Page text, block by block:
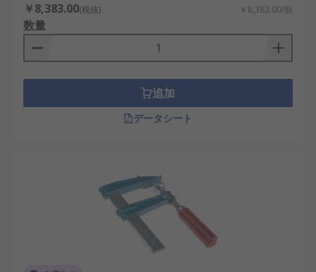
￥8,383.00(税抜) ￥8,383.00/個
数量
追加
データシート